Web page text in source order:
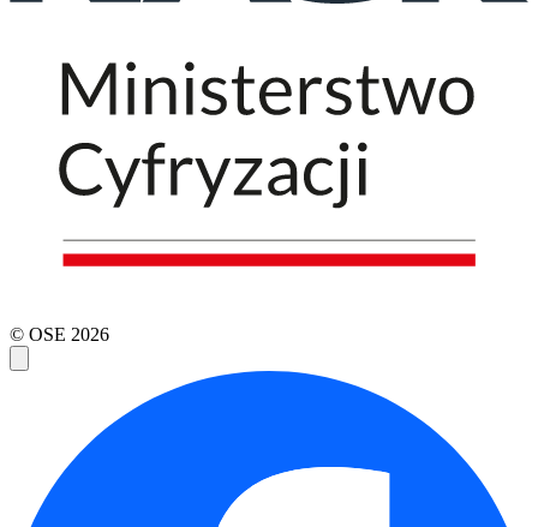
© OSE 2026